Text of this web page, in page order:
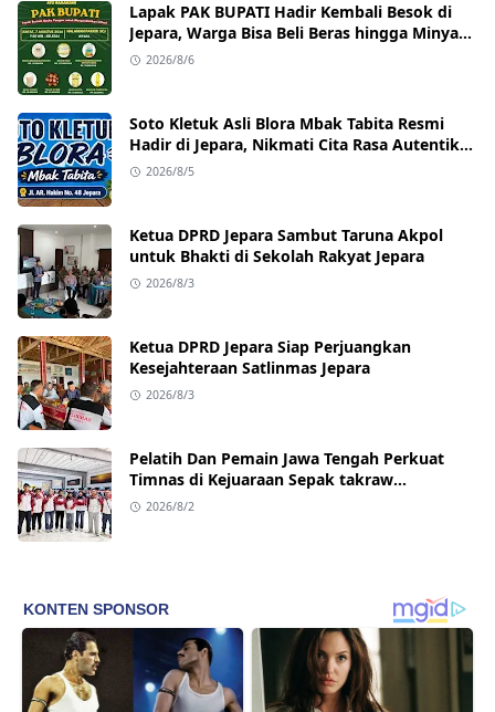
Lapak PAK BUPATI Hadir Kembali Besok di
Jepara, Warga Bisa Beli Beras hingga Minyak
Goreng dengan Harga Terjangkau
2026/8/6
Soto Kletuk Asli Blora Mbak Tabita Resmi
Hadir di Jepara, Nikmati Cita Rasa Autentik
Mulai Rp10 Ribu
2026/8/5
Ketua DPRD Jepara Sambut Taruna Akpol
untuk Bhakti di Sekolah Rakyat Jepara
2026/8/3
Ketua DPRD Jepara Siap Perjuangkan
Kesejahteraan Satlinmas Jepara
2026/8/3
Pelatih Dan Pemain Jawa Tengah Perkuat
Timnas di Kejuaraan Sepak takraw
Internasional
2026/8/2